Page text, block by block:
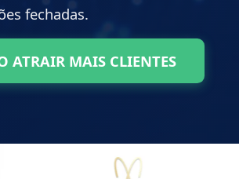
fechadas.
ATRAIR MAIS CLIENTES